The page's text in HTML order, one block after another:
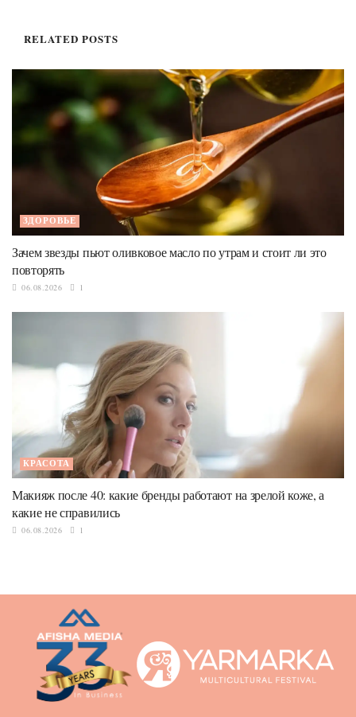
RELATED POSTS
ЗДОРОВЬЕ
Зачем звезды пьют оливковое масло по утрам и стоит ли это
повторять
06.08.2026 1
КРАСОТА
Макияж после 40: какие бренды работают на зрелой коже, а
какие не справились
06.08.2026 1